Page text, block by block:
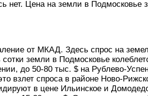
нет. Цена на земли в Подмосковье
от МКАД. Здесь спрос на
земли в Подмосковье
до 50-80 тыс. $ на Рублево-
взлет спроса в районе Ново-
в цене Ильинское и